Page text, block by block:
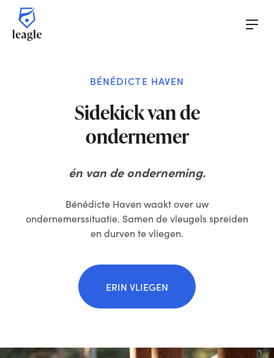
Launch
Learn
Level
Leave
Bénédicte Haven
BÉNÉDICTE HAVEN
Sidekick van de
ondernemer
én van de onderneming.
Bénédicte Haven waakt over uw
ondernemerssituatie. Samen de vleugels spreiden
en durven te vliegen.
ERIN VLIEGEN